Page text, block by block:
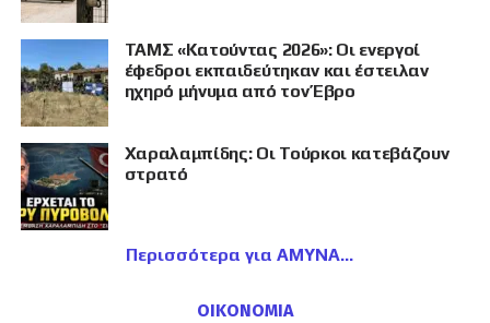
ΤΑΜΣ «Κατούντας 2026»: Οι ενεργοί
έφεδροι εκπαιδεύτηκαν και έστειλαν
ηχηρό μήνυμα από τον Έβρο
Χαραλαμπίδης: Οι Τούρκοι κατεβάζουν
στρατό
Περισσότερα για ΑΜΥΝΑ
ΟΙΚΟΝΟΜΙΑ